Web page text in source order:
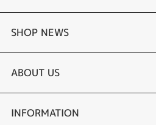
婚約指輪
結婚指輪
セットリング
SHOP NEWS
選ばれる理由まとめ
お客様の声
ABOUT US
会社概要
INFORMATION